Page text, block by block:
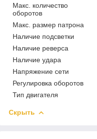
Макс. количество
оборотов
Макс. размер патрона
Наличие подсветки
Наличие реверса
Наличие удара
Напряжение сети
Регулировка оборотов
Тип двигателя
Скрыть